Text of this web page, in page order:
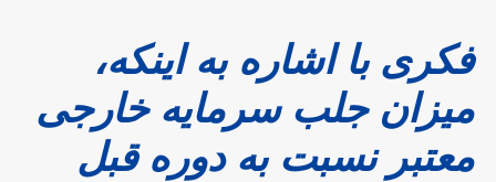
فکری با اشاره به اینکه،
میزان جلب سرمایه خارجی
معتبر نسبت به دوره قبل